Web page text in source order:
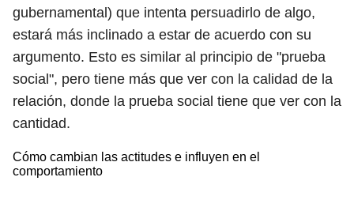
gubernamental) que intenta persuadirlo de algo,
estará más inclinado a estar de acuerdo con su
argumento. Esto es similar al principio de "prueba
social", pero tiene más que ver con la calidad de la
relación, donde la prueba social tiene que ver con la
cantidad.
Cómo cambian las actitudes e influyen en el
comportamiento